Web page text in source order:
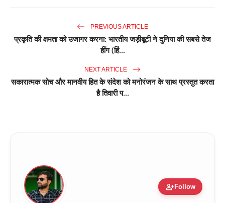
PREVIOUS ARTICLE
प्रकृति की क्षमता को उजागर करना: भारतीय जड़ीबूटी ने दुनिया की सबसे तेज
हींग (हिं...
NEXT ARTICLE
सकारात्मक सोच और मानवीय हित के संदेश को मनोरंजन के साथ प्रस्तुत करता
है तिवारी प...
person_addFollow